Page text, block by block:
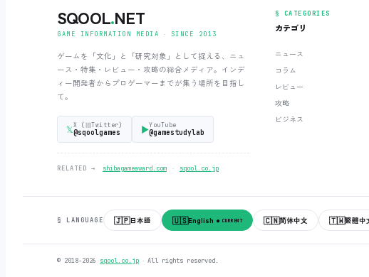
SQOOL.NET
GAME INFORMATION MEDIA ‧ SINCE 2013
ゲームを「文化」と「研究対象」として捉える、ニュ
ース・特集・レビュー・攻略の総合メディア。インデ
ィー開発者からプロゲーマーまでが集う場所を目指し
て。
𝕏X (旧Twitter)
@sqoolgames ▶YouTube
@gamestudylab
RELATED → shibagameaward.com ‧ sqool.co.jp
§ CATEGORIES
カテゴリ
ニュース
コラム
レビュー
攻略
ビジネス
§ LANGUAGE 🇯🇵日本語 🇺🇸English ● CURRENT 🇨🇳简体中文 🇹🇼繁體中
© 2018-2026 sqool.co.jp ‧ All rights reserved.